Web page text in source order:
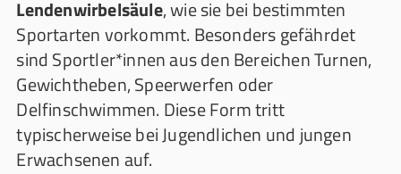
Lendenwirbelsäule, wie sie bei bestimmten
Sportarten vorkommt. Besonders gefährdet
sind Sportler*innen aus den Bereichen Turnen,
Gewichtheben, Speerwerfen oder
Delfinschwimmen. Diese Form tritt
typischerweise bei Jugendlichen und jungen
Erwachsenen auf.